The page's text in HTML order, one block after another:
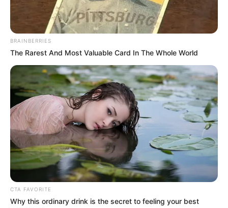
BRAINBERRIES
The Rarest And Most Valuable Card In The Whole World
CTA FAVORITE
Why this ordinary drink is the secret to feeling your best